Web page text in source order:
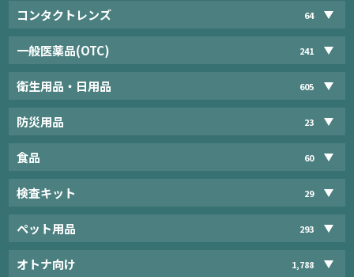
コンタクトレンズ 64
一般医薬品(OTC) 241
衛生用品・日用品 605
防災用品 23
食品 60
検査キット 29
ペット用品 293
オトナ向け 1,788